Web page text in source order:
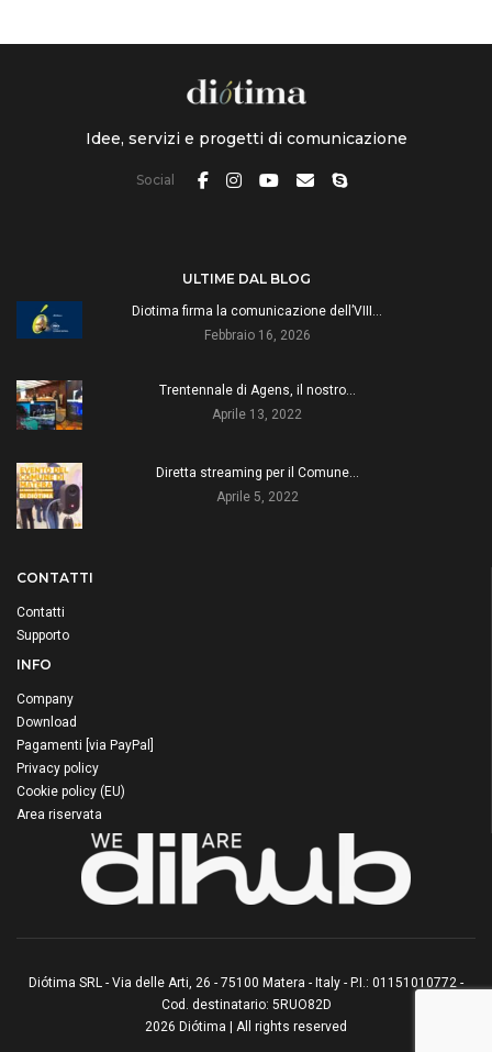
Idee, servizi e progetti di comunicazione
Social
ULTIME DAL BLOG
Diotima firma la comunicazione dell’VIII…
Febbraio 16, 2026
Trentennale di Agens, il nostro…
Aprile 13, 2022
Diretta streaming per il Comune…
Aprile 5, 2022
CONTATTI
Contatti
Supporto
INFO
Company
Download
Pagamenti [via PayPal]
Privacy policy
Cookie policy (EU)
Area riservata
Diótima SRL - Via delle Arti, 26 - 75100 Matera - Italy - P.I.: 01151010772 -
Cod. destinatario: 5RUO82D
2026 Diótima | All rights reserved